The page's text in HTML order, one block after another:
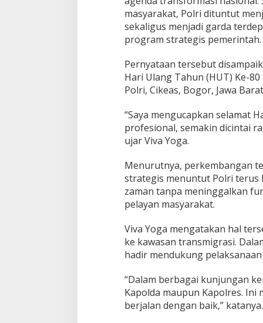
e
n
g
a
D
e
o
k
r
a
i
masyarakat, Polri dituntut
sekaligus menjadi garda
program strategis pemerintah.
Pernyataan tersebut
Hari Ulang Tahun (HUT) Ke-
Polri, Cikeas, Bogor, Jawa
“Saya mengucapkan selamat
profesional, semakin dicintai
ujar Viva Yoga.
Menurutnya, perkembangan
strategis menuntut Polri terus
zaman tanpa meninggalkan
pelayan masyarakat.
Viva Yoga mengatakan hal
ke kawasan transmigrasi.
hadir mendukung
“Dalam berbagai kunjungan
Kapolda maupun Kapolres.
berjalan dengan baik,” katanya.